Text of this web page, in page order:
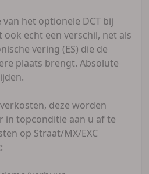
het optionele DCT bij
echt een verschil, net als
vering (ES) die de
plaats brengt. Absolute
deze worden
in topconditie aan u af te
op Straat/MX/EXC